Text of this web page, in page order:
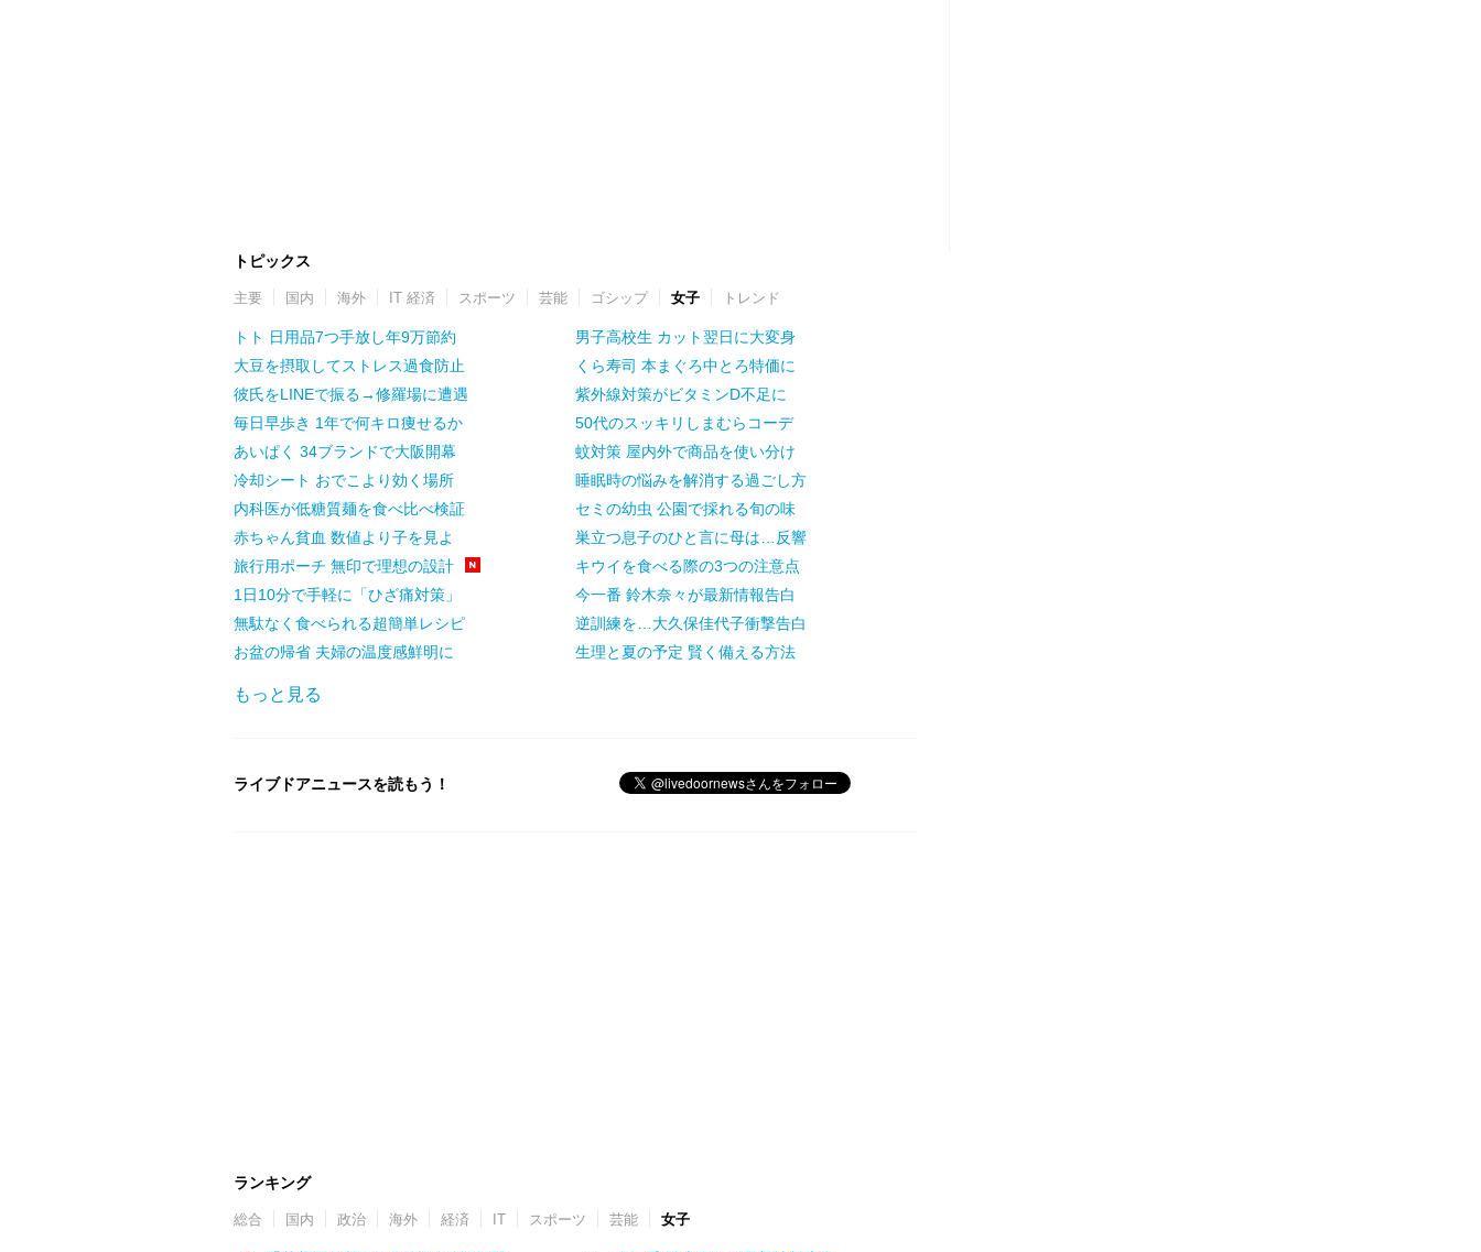
トピックス
主要 国内 海外 IT 経済 スポーツ 芸能 ゴシップ 女子 トレンド
トト 日用品7つ手放し年9万節約
大豆を摂取してストレス過食防止
彼氏をLINEで振る→修羅場に遭遇
毎日早歩き 1年で何キロ痩せるか
あいぱく 34ブランドで大阪開幕
冷却シート おでこより効く場所
内科医が低糖質麺を食べ比べ検証
赤ちゃん貧血 数値より子を見よ
旅行用ポーチ 無印で理想の設計
1日10分で手軽に「ひざ痛対策」
無駄なく食べられる超簡単レシピ
お盆の帰省 夫婦の温度感鮮明に
男子高校生 カット翌日に大変身
くら寿司 本まぐろ中とろ特価に
紫外線対策がビタミンD不足に
50代のスッキリしまむらコーデ
蚊対策 屋内外で商品を使い分け
睡眠時の悩みを解消する過ごし方
セミの幼虫 公園で採れる旬の味
巣立つ息子のひと言に母は…反響
キウイを食べる際の3つの注意点
今一番 鈴木奈々が最新情報告白
逆訓練を…大久保佳代子衝撃告白
生理と夏の予定 賢く備える方法
もっと見る
ライブドアニュースを読もう！
ランキング
総合 国内 政治 海外 経済 IT スポーツ 芸能 女子